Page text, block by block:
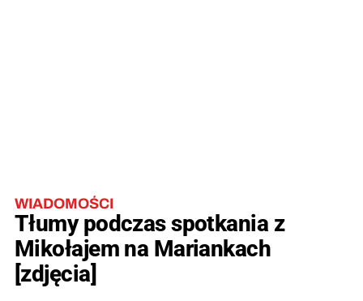
WIADOMOŚCI
Tłumy podczas spotkania z
Mikołajem na Mariankach
[zdjęcia]